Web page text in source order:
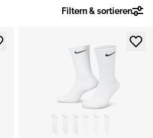
Filtern & sortieren